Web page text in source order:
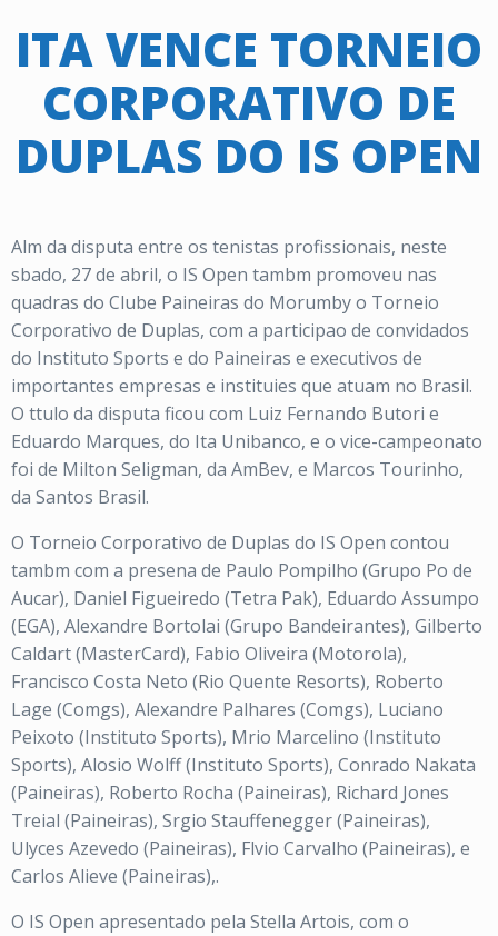
ITA VENCE TORNEIO
CORPORATIVO DE
DUPLAS DO IS OPEN
Alm da disputa entre os tenistas profissionais, neste
sbado, 27 de abril, o IS Open tambm promoveu nas
quadras do Clube Paineiras do Morumby o Torneio
Corporativo de Duplas, com a participao de convidados
do Instituto Sports e do Paineiras e executivos de
importantes empresas e instituies que atuam no Brasil.
O ttulo da disputa ficou com Luiz Fernando Butori e
Eduardo Marques, do Ita Unibanco, e o vice-campeonato
foi de Milton Seligman, da AmBev, e Marcos Tourinho,
da Santos Brasil.
O Torneio Corporativo de Duplas do IS Open contou
tambm com a presena de Paulo Pompilho (Grupo Po de
Aucar), Daniel Figueiredo (Tetra Pak), Eduardo Assumpo
(EGA), Alexandre Bortolai (Grupo Bandeirantes), Gilberto
Caldart (MasterCard), Fabio Oliveira (Motorola),
Francisco Costa Neto (Rio Quente Resorts), Roberto
Lage (Comgs), Alexandre Palhares (Comgs), Luciano
Peixoto (Instituto Sports), Mrio Marcelino (Instituto
Sports), Alosio Wolff (Instituto Sports), Conrado Nakata
(Paineiras), Roberto Rocha (Paineiras), Richard Jones
Treial (Paineiras), Srgio Stauffenegger (Paineiras),
Ulyces Azevedo (Paineiras), Flvio Carvalho (Paineiras), e
Carlos Alieve (Paineiras),.
O IS Open apresentado pela Stella Artois, com o